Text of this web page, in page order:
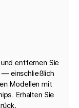
entfernen Sie
— einschließlich
Modellen mit
Erhalten Sie